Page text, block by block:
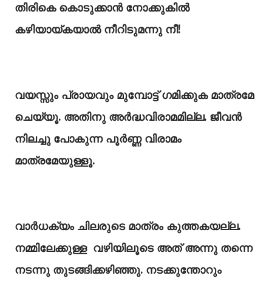
തിരികെ കൊടുക്കാന്‍ നോക്കുകില്‍
കഴിയായ്കയാല്‍ നീറിടുമന്നു നീ!
വയസ്സും പ്രായവും മുമ്പോട്ട് ഗമിക്കുക മാത്രമേ
ചെയ്യൂ. അതിനു അർദ്ധവിരാമമില്ല. ജീവൻ
നിലച്ചു പോകുന്ന പൂർണ്ണ വിരാമം
മാത്രമേയുള്ളൂ.
വാർധക്യം ചിലരുടെ മാത്രം കുത്തകയല്ല.
നമ്മിലേക്കുള്ള വഴിയിലൂടെ അത് അന്നു തന്നെ
നടന്നു തുടങ്ങിക്കഴിഞ്ഞു. നടക്കുന്തോറും